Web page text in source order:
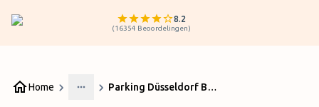
8.2
(16354 Beoordelingen)
Home
More
Parking Düsseldorf Beoordelingen